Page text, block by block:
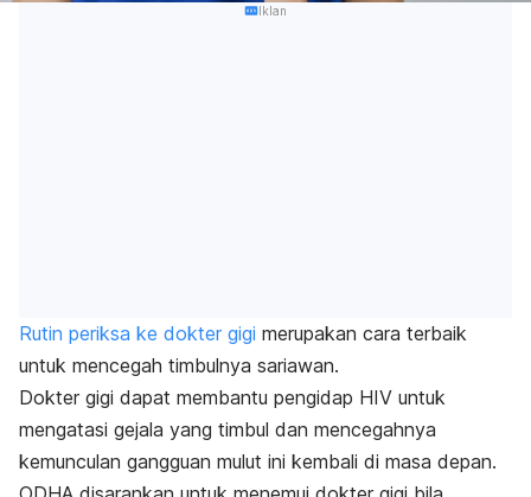
Iklan
Rutin periksa ke dokter gigi merupakan cara terbaik
untuk mencegah timbulnya sariawan.
Dokter gigi dapat membantu pengidap HIV untuk
mengatasi gejala yang timbul dan mencegahnya
kemunculan gangguan mulut ini kembali di masa depan.